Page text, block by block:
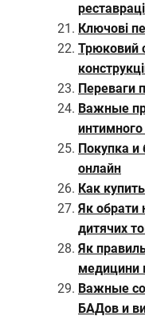
Ключові
Трюковий
Переваги
Важные
Покупка и
онлайн
Как
Як обрати
дитячих
Як
медицини
Важные
БАДов и